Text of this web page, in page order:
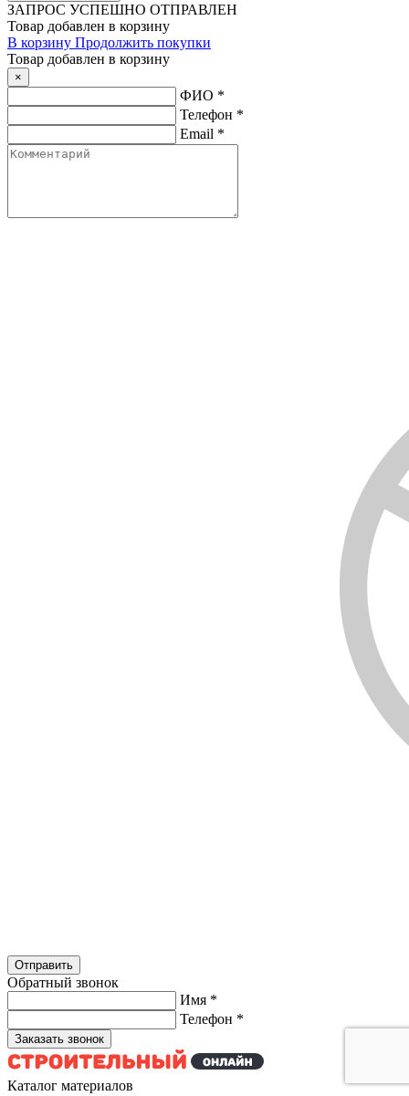
ЗАПРОС УСПЕШНО ОТПРАВЛЕН
Товар добавлен в корзину
В корзину Продолжить покупки
Товар добавлен в корзину
×
ФИО *
Телефон *
Email *
Обратный звонок
Имя *
Телефон *
Каталог материалов